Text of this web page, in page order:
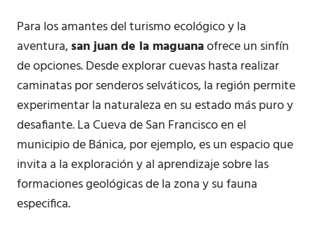
Para los amantes del turismo ecológico y la
aventura,san juan de la maguanaofrece un sinfín
de opciones. Desde explorar cuevas hasta realizar
caminatas por senderos selváticos, la región permite
experimentar la naturaleza en su estado más puro y
desafiante. La Cueva de San Francisco en el
municipio de Bánica, por ejemplo, es un espacio que
invita a la exploración y al aprendizaje sobre las
formaciones geológicas de la zona y su fauna
especifica.